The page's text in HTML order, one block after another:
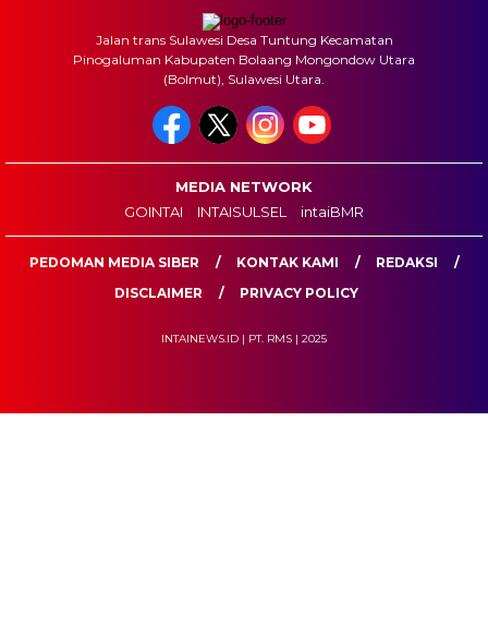
Jalan trans Sulawesi Desa Tuntung Kecamatan
Pinogaluman Kabupaten Bolaang Mongondow Utara
(Bolmut), Sulawesi Utara.
MEDIA NETWORK
GOINTAI
INTAISULSEL intaiBMR
PEDOMAN MEDIA SIBER KONTAK KAMI
REDAKSI
DISCLAIMER
PRIVACY POLICY
INTAINEWS.ID | PT. RMS | 2025